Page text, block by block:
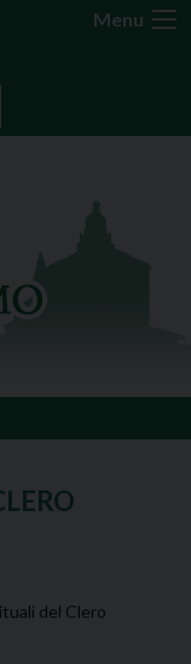
Menu
del Clero